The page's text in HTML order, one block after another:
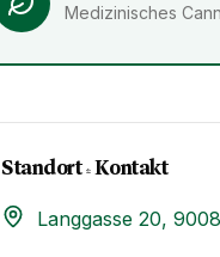
Medizinisches
Standort & Kontakt​
Langgasse 20,